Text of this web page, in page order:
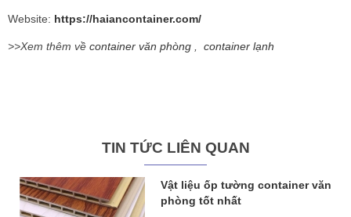
Website: https://haiancontainer.com/
>>Xem thêm về container văn phòng container lạnh
TIN TỨC LIÊN QUAN
Vật liệu ốp tường container văn
phòng tốt nhất